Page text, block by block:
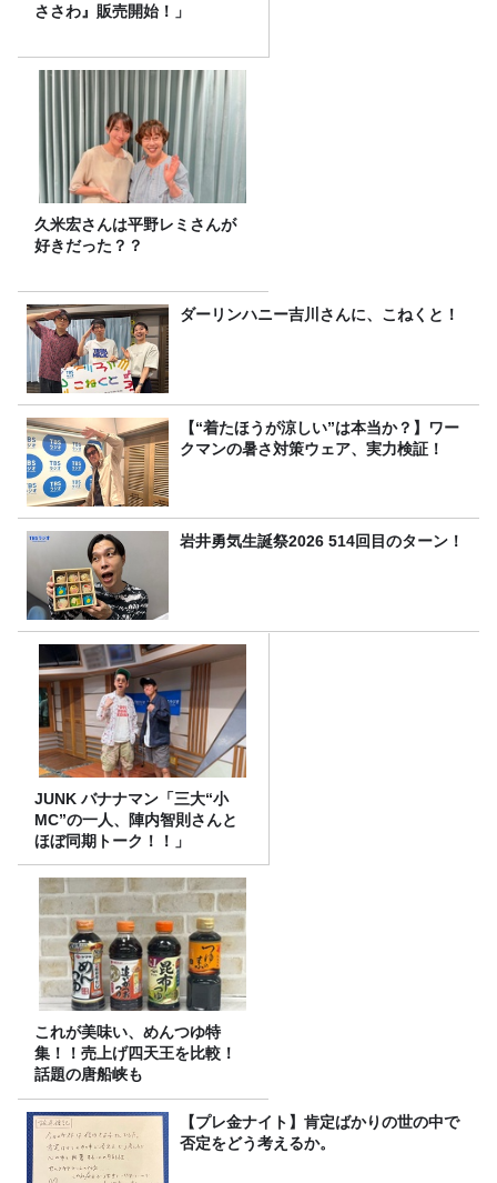
ささわ』販売開始！」
久米宏さんは平野レミさんが
好きだった？？
ダーリンハニー吉川さんに、こねくと！
【“着たほうが涼しい”は本当か？】ワー
クマンの暑さ対策ウェア、実力検証！
岩井勇気生誕祭2026 514回目のターン！
JUNK バナナマン「三大“小
MC”の一人、陣内智則さんと
ほぼ同期トーク！！」
これが美味い、めんつゆ特
集！！売上げ四天王を比較！
話題の唐船峡も
【プレ金ナイト】肯定ばかりの世の中で
否定をどう考えるか。